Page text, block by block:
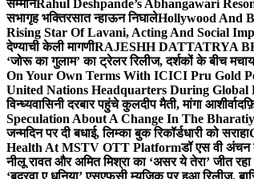
सम्मानRahul Deshpande’s Abhangawari
सभागृह भक्तिरसात न्हाऊन निघालेHollywood And
Rising Star Of Lavani, Acting And Social
देण्याची केली मागणीRAJESHH DATTATRYA
‘जोरू का गुलाम’ का ट्रेलर रिलीज, दर्शकों के बीच
On Your Own Terms With ICICI Pru Gold
United Nations Headquarters During Global
विन्ध्यवासिनी दरबार पहुंचे कुलदीप मैती, मांगा आशीर्वाद
Speculation About A Change In The
जन्मदिन पर दी बधाई, लिम्का बुक रिकॉर्डधारी को सराहा
Health At MSTV OTT Platformडॉ एस वी अंचन
नीलू रावत और अमित मिश्रा का ‘असर ये तेरा’ जीत रहा